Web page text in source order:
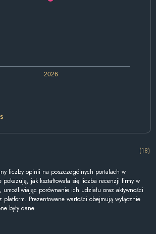
2026
(18)
liczby opinii na poszczególnych portalach w
jak kształtowała się liczba recenzji firmy w
porównanie ich udziału oraz aktywności
platform. Prezentowane wartości obejmują wyłącznie
były dane.